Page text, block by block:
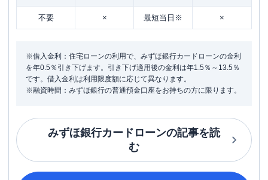
不要 × 最短当日※ ×
※借入金利：住宅ローンの利用で、みずほ銀行カードローンの金利
を年0.5％引き下げます。引き下げ適用後の金利は年1.5％～13.5％
です。借入金利は利用限度額に応じて異なります。
※融資時間：みずほ銀行の普通預金口座をお持ちの方に限ります。
みずほ銀行カードローンの記事を読
む